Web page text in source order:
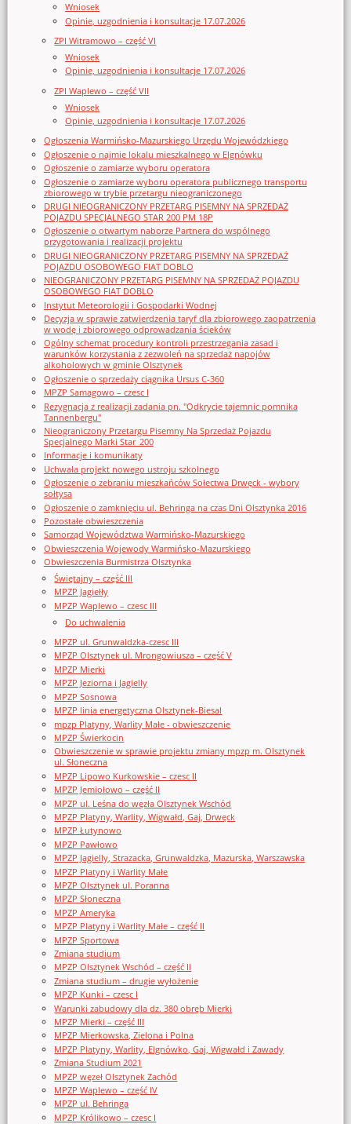
Wniosek
Opinie, uzgodnienia i konsultacje 17.07.2026
ZPI Witramowo – część VI
Wniosek
Opinie, uzgodnienia i konsultacje 17.07.2026
ZPI Waplewo – część VII
Wniosek
Opinie, uzgodnienia i konsultacje 17.07.2026
Ogłoszenia Warmińsko-Mazurskiego Urzędu Wojewódzkiego
Ogłoszenie o najmie lokalu mieszkalnego w Elgnówku
Ogłoszenie o zamiarze wyboru operatora
Ogłoszenie o zamiarze wyboru operatora publicznego transportu
zbiorowego w trybie przetargu nieograniczonego
DRUGI NIEOGRANICZONY PRZETARG PISEMNY NA SPRZEDAŻ
POJAZDU SPECJALNEGO STAR 200 PM 18P
Ogłoszenie o otwartym naborze Partnera do wspólnego
przygotowania i realizacji projektu
DRUGI NIEOGRANICZONY PRZETARG PISEMNY NA SPRZEDAŻ
POJAZDU OSOBOWEGO FIAT DOBLO
NIEOGRANICZONY PRZETARG PISEMNY NA SPRZEDAŻ POJAZDU
OSOBOWEGO FIAT DOBLO
Instytut Meteorologii i Gospodarki Wodnej
Decyzja w sprawie zatwierdzenia taryf dla zbiorowego zaopatrzenia
w wodę i zbiorowego odprowadzania ścieków
Ogólny schemat procedury kontroli przestrzegania zasad i
warunków korzystania z zezwoleń na sprzedaż napojów
alkoholowych w gminie Olsztynek
Ogłoszenie o sprzedaży ciągnika Ursus C-360
MPZP Samagowo – czesc I
Rezygnacja z realizacji zadania pn. "Odkrycie tajemnic pomnika
Tannenbergu"
Nieograniczony Przetargu Pisemny Na Sprzedaż Pojazdu
Specjalnego Marki Star_200
Informacje i komunikaty
Uchwała projekt nowego ustroju szkolnego
Ogłoszenie o zebraniu mieszkańców Sołectwa Drwęck - wybory
sołtysa
Ogłoszenie o zamknięciu ul. Behringa na czas Dni Olsztynka 2016
Pozostałe obwieszczenia
Samorząd Województwa Warmińsko-Mazurskiego
Obwieszczenia Wojewody Warmińsko-Mazurskiego
Obwieszczenia Burmistrza Olsztynka
Świętajny – część III
MPZP Jagiełły
MPZP Waplewo – czesc III
Do uchwalenia
MPZP ul. Grunwaldzka-czesc III
MPZP Olsztynek ul. Mrongowiusza – część V
MPZP Mierki
MPZP Jeziorna i Jagielly
MPZP Sosnowa
MPZP linia energetyczna Olsztynek-Biesal
mpzp Platyny, Warlity Małe - obwieszczenie
MPZP Świerkocin
Obwieszczenie w sprawie projektu zmiany mpzp m. Olsztynek
ul. Słoneczna
MPZP Lipowo Kurkowskie – czesc II
MPZP Jemiołowo – część II
MPZP ul. Leśna do węzła Olsztynek Wschód
MPZP Platyny, Warlity, Wigwałd, Gaj, Drwęck
MPZP Łutynowo
MPZP Pawłowo
MPZP Jagielly, Strazacka, Grunwaldzka, Mazurska, Warszawska
MPZP Platyny i Warlity Małe
MPZP Olsztynek ul. Poranna
MPZP Słoneczna
MPZP Ameryka
MPZP Platyny i Warlity Małe – część II
MPZP Sportowa
Zmiana studium
MPZP Olsztynek Wschód – część II
Zmiana studium – drugie wyłożenie
MPZP Kunki – czesc I
Warunki zabudowy dla dz. 380 obręb Mierki
MPZP Mierki – część III
MPZP Mierkowska, Zielona i Polna
MPZP Platyny, Warlity, Elgnówko, Gaj, Wigwałd i Zawady
Zmiana Studium 2021
MPZP węzeł Olsztynek Zachód
MPZP Waplewo – część IV
MPZP ul. Behringa
MPZP Królikowo – czesc I